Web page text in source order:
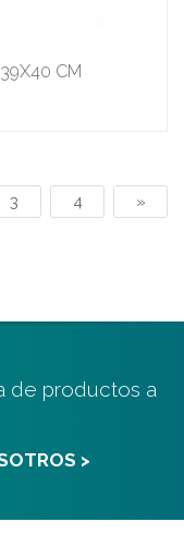
CM
3 4 »
de productos a
>